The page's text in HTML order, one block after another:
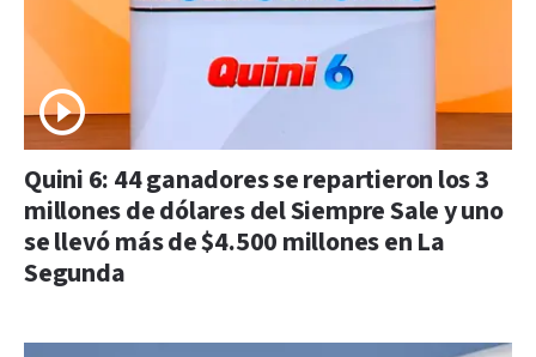
Quini 6: 44 ganadores se repartieron los 3
millones de dólares del Siempre Sale y uno
se llevó más de $4.500 millones en La
Segunda